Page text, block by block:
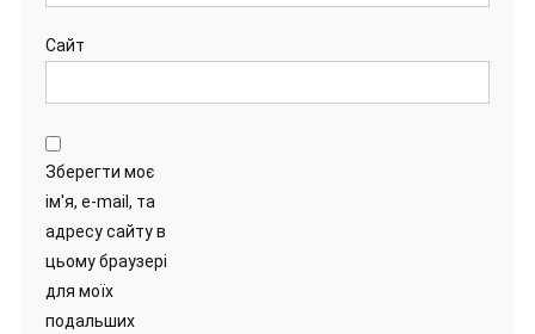
Сайт
Зберегти моє
ім'я, e-mail, та
адресу сайту в
цьому браузері
для моїх
подальших